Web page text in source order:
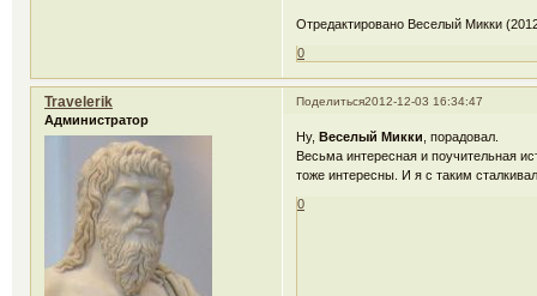
Отредактировано Веселый Микки
0
Поделиться2012-12-03 16:34:47
Travelerik
Администратор
Ну,Веселый Микки , порадовал.
Весьма интересная и поучительная
тоже интересны. И я с таким
0